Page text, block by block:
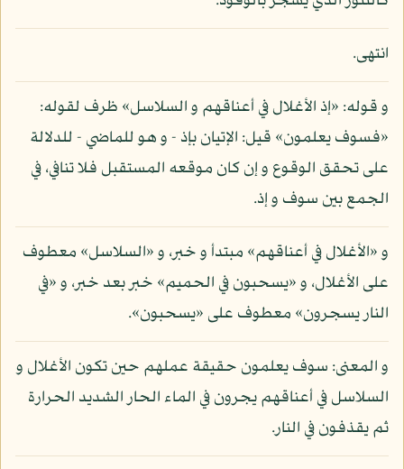
انتهى.
و قوله: «إذ الأغلال في أعناقهم و السلاسل» ظرف لقوله:
«فسوف يعلمون» قيل: الإتيان بإذ - و هو للماضي - للدلالة
على تحقق الوقوع و إن كان موقعه المستقبل فلا تنافي، في
الجمع بين سوف و إذ.
و «الأغلال في أعناقهم» مبتدأ و خبر، و «السلاسل» معطوف
على الأغلال، و «يسحبون في الحميم» خبر بعد خبر، و «في
النار يسجرون» معطوف على «يسحبون».
و المعنى: سوف يعلمون حقيقة عملهم حين تكون الأغلال و
السلاسل في أعناقهم يجرون في الماء الحار الشديد الحرارة
ثم يقذفون في النار.